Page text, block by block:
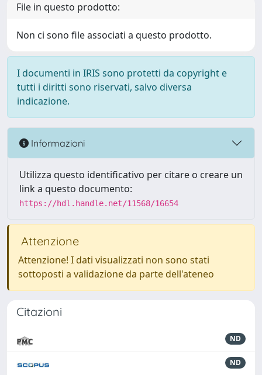
File in questo prodotto:
Non ci sono file associati a questo prodotto.
I documenti in IRIS sono protetti da copyright e
tutti i diritti sono riservati, salvo diversa
indicazione.
Informazioni
Utilizza questo identificativo per citare o creare un
link a questo documento:
https://hdl.handle.net/11568/16654
Attenzione
Attenzione! I dati visualizzati non sono stati
sottoposti a validazione da parte dell'ateneo
Citazioni
ND
ND